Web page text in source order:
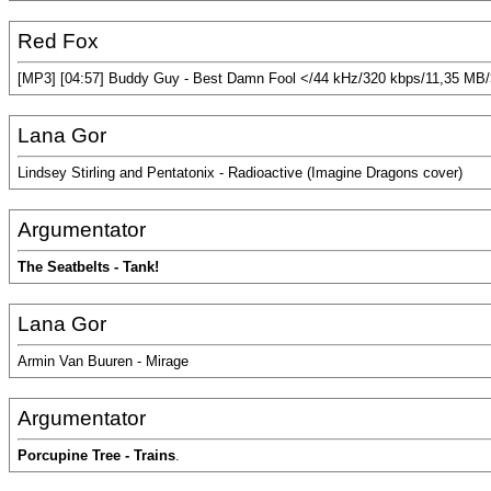
Red Fox
[MP3] [04:57] Buddy Guy - Best Damn Fool </44 kHz/320 kbps/11,35
Lana Gor
Lindsey Stirling and Pentatonix - Radioactive (Imagine Dragons cover)
Argumentator
The Seatbelts - Tank!
Lana Gor
Armin Van Buuren - Mirage
Argumentator
Porcupine Tree - Trains.